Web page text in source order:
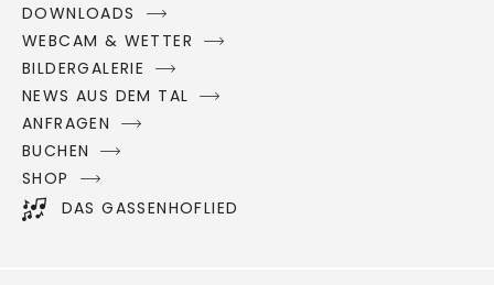
DOWNLOADS
WEBCAM & WETTER
BILDERGALERIE
NEWS AUS DEM TAL
ANFRAGEN
BUCHEN
SHOP
DAS GASSENHOFLIED